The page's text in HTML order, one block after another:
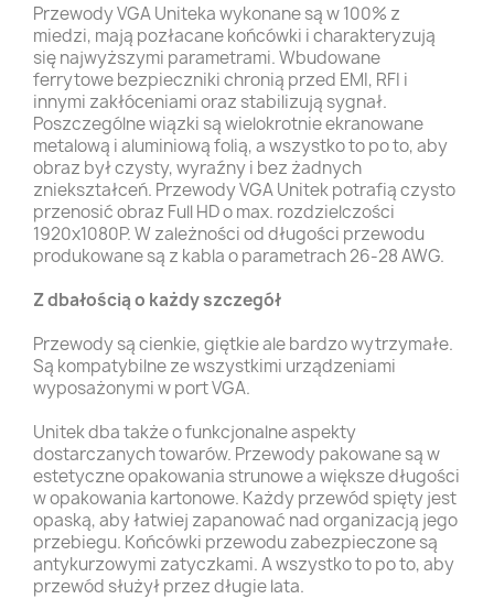
Przewody VGA Uniteka wykonane są w 100% z
miedzi, mają pozłacane końcówki i charakteryzują
się najwyższymi parametrami. Wbudowane
ferrytowe bezpieczniki chronią przed EMI, RFI i
innymi zakłóceniami oraz stabilizują sygnał.
Poszczególne wiązki są wielokrotnie ekranowane
metalową i aluminiową folią, a wszystko to po to, aby
obraz był czysty, wyraźny i bez żadnych
zniekształceń. Przewody VGA Unitek potrafią czysto
przenosić obraz Full HD o max. rozdzielczości
1920x1080P. W zależności od długości przewodu
produkowane są z kabla o parametrach 26-28 AWG.
Z dbałością o każdy szczegół
Przewody są cienkie, giętkie ale bardzo wytrzymałe.
Są kompatybilne ze wszystkimi urządzeniami
wyposażonymi w port VGA.
Unitek dba także o funkcjonalne aspekty
dostarczanych towarów. Przewody pakowane są w
estetyczne opakowania strunowe a większe długości
w opakowania kartonowe. Każdy przewód spięty jest
opaską, aby łatwiej zapanować nad organizacją jego
przebiegu. Końcówki przewodu zabezpieczone są
antykurzowymi zatyczkami. A wszystko to po to, aby
przewód służył przez długie lata.